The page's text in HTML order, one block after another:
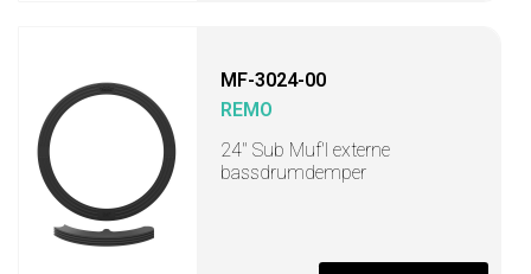
MF-3024-00
REMO
24" Sub Muf'l externe
bassdrumdemper